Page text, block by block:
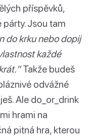
příspěvků,
Jsou tam
do krku nebo dopij
každé
Takže budeš
odvážné
Ale do_or_drink
hrami na
pitná hra, kterou